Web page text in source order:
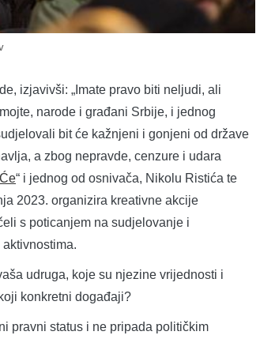
izjavivši: „Imate pravo biti neljudi, ali
narode i građani Srbije, i jednog
bit će kažnjeni i gonjeni od države
a zbog nepravde, cenzure i udara
“ i jednog od osnivača, Nikolu Ristića te
2023. organizira kreativne akcije
s poticanjem na sudjelovanje i
udruga, koje su njezine vrijednosti i
konkretni događaji?
pravni status i ne pripada političkim